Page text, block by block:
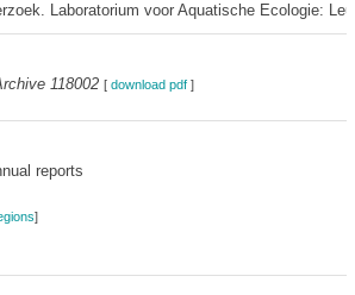
Laboratorium voor Aquatische Ecologie:
118002 [ download pdf]
reports
]